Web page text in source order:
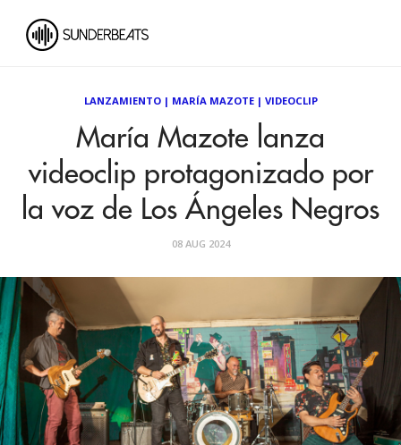
LANZAMIENTO| MARÍA MAZOTE| VIDEOCLIP
María Mazote lanza
videoclip protagonizado por
la voz de Los Ángeles Negros
08 AUG 2024